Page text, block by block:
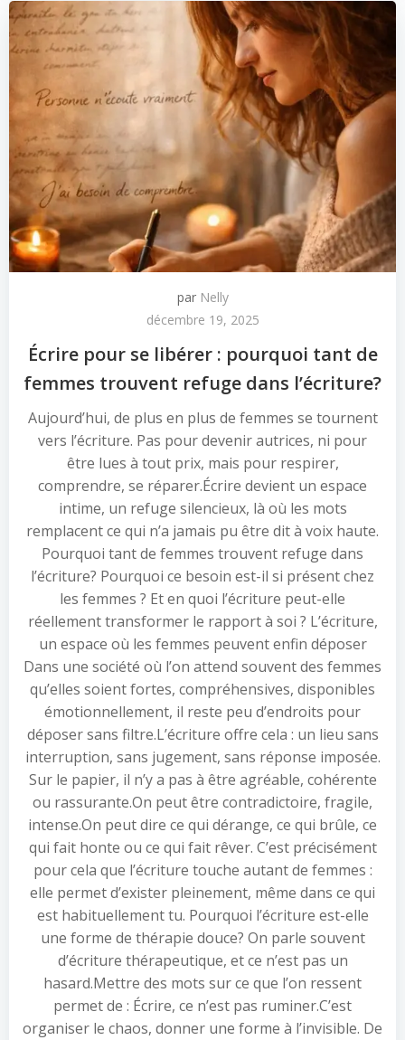
par Nelly
décembre 19, 2025
Écrire pour se libérer : pourquoi tant de
femmes trouvent refuge dans l’écriture?
Aujourd’hui, de plus en plus de femmes se tournent
vers l’écriture. Pas pour devenir autrices, ni pour
être lues à tout prix, mais pour respirer,
comprendre, se réparer.Écrire devient un espace
intime, un refuge silencieux, là où les mots
remplacent ce qui n’a jamais pu être dit à voix haute.
Pourquoi tant de femmes trouvent refuge dans
l’écriture? Pourquoi ce besoin est-il si présent chez
les femmes ? Et en quoi l’écriture peut-elle
réellement transformer le rapport à soi ? L’écriture,
un espace où les femmes peuvent enfin déposer
Dans une société où l’on attend souvent des femmes
qu’elles soient fortes, compréhensives, disponibles
émotionnellement, il reste peu d’endroits pour
déposer sans filtre.L’écriture offre cela : un lieu sans
interruption, sans jugement, sans réponse imposée.
Sur le papier, il n’y a pas à être agréable, cohérente
ou rassurante.On peut être contradictoire, fragile,
intense.On peut dire ce qui dérange, ce qui brûle, ce
qui fait honte ou ce qui fait rêver. C’est précisément
pour cela que l’écriture touche autant de femmes :
elle permet d’exister pleinement, même dans ce qui
est habituellement tu. Pourquoi l’écriture est-elle
une forme de thérapie douce? On parle souvent
d’écriture thérapeutique, et ce n’est pas un
hasard.Mettre des mots sur ce que l’on ressent
permet de : Écrire, ce n’est pas ruminer.C’est
organiser le chaos, donner une forme à l’invisible. De